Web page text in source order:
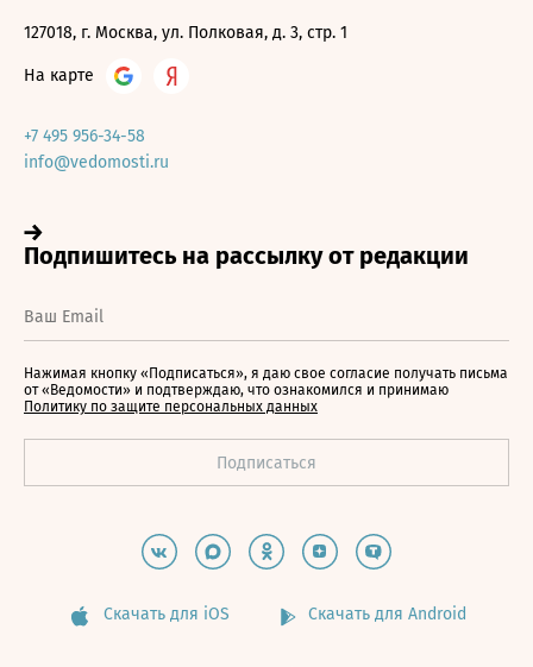
127018, г. Москва, ул. Полковая, д. 3, стр. 1
На карте
+7 495 956-34-58
info@vedomosti.ru
Нажимая кнопку «Подписаться», я даю свое согласие получать письма
от «Ведомости» и подтверждаю, что ознакомился и принимаю
Политику по защите персональных данных
Скачать для iOS Скачать для Android